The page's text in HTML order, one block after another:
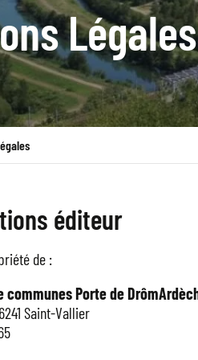
Légales
éditeur
de :
communes Porte de
Saint-Vallier